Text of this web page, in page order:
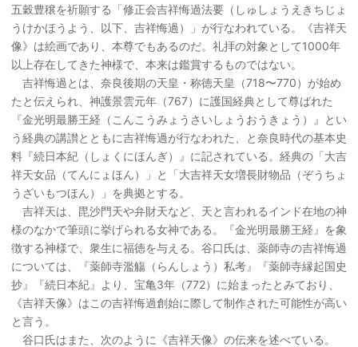
五穀豊穣を祈願する「修正会吉祥悔過法要（しゅしょうえきちじょ
うけかほうよう、以下、吉祥悔過）」が行なわれている。《吉祥天
像》は絵画であり、本尊でもあるのだ。礼拝の対象として1000年
以上存在してきた神様で、本来は鑑賞するものではない。
吉祥悔過とは、奈良後期の天皇・称徳天皇（718〜770）が始め
たと伝えられ、神護景雲元年（767）に護国経典として尊ばれた
『金光明最勝王経（こんこうみょうさいしょうおうきょう）』とい
う経典の講讃とともに吉祥悔過が行なわれた、と奈良時代の基本史
料『続日本紀（しょくにほんぎ）』に記されている。経典の「大吉
祥天女品（てんにょほん）」と「大吉祥天女増長財物品（ぞうちょ
うざいもつほん）」を典拠とする。
吉祥天は、毘沙門天や弁財天など、天と言われるインド在地の神
様のなかで筆頭に挙げられる女神である。『金光明最勝王経』を象
徴する神様で、衆生に福徳を与える。谷口氏は、薬師寺の吉祥悔過
については、『薬師寺濫觴（らんしょう）私考』『薬師寺縁起国史
抄』『続日本紀』より、宝亀3年（772）に始まったとみており、
《吉祥天像》はこの吉祥悔過創始に際して制作された可能性が高い
と言う。
谷口氏はまた、次のように《吉祥天像》の伝来を述べている。